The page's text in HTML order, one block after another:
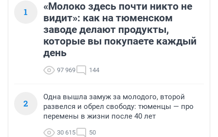
1
«Молоко здесь почти никто не
видит»: как на тюменском
заводе делают продукты,
которые вы покупаете каждый
день
97 969 144
2
Одна вышла замуж за молодого, второй
развелся и обрел свободу: тюменцы — про
перемены в жизни после 40 лет
30 615 50